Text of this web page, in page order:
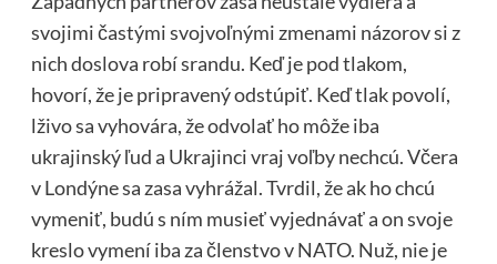
svojimi častými svojvoľnými zmenami názorov si z
nich doslova robí srandu. Keď je pod tlakom,
hovorí, že je pripravený odstúpiť. Keď tlak povolí,
lživo sa vyhovára, že odvolať ho môže iba
ukrajinský ľud a Ukrajinci vraj voľby nechcú. Včera
v Londýne sa zasa vyhrážal. Tvrdil, že ak ho chcú
vymeniť, budú s ním musieť vyjednávať a on svoje
kreslo vymení iba za členstvo v NATO. Nuž, nie je